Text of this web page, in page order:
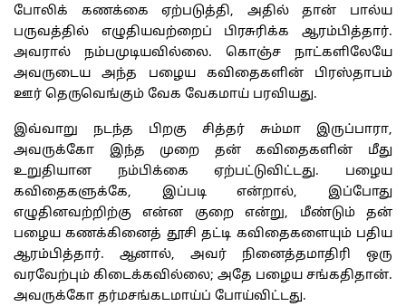
போலிக் கணக்கை ஏற்படுத்தி, அதில் தான் பால்ய
பருவத்தில் எழுதியவற்றைப் பிரசுரிக்க ஆரம்பித்தார்.
அவரால் நம்பமுடியவில்லை. கொஞ்ச நாட்களிலேயே
அவருடைய அந்த பழைய கவிதைகளின் பிரஸ்தாபம்
ஊர் தெருவெங்கும் வேக வேகமாய் பரவியது.
இவ்வாறு நடந்த பிறகு சித்தர் சும்மா இருப்பாரா,
அவருக்கோ இந்த முறை தன் கவிதைகளின் மீது
உறுதியான நம்பிக்கை ஏற்பட்டுவிட்டது. பழைய
கவிதைகளுக்கே, இப்படி என்றால், இப்போது
எழுதினவற்றிற்கு என்ன குறை என்று, மீண்டும் தன்
பழைய கணக்கினைத் தூசி தட்டி கவிதைகளையும் பதிய
ஆரம்பித்தார். ஆனால், அவர் நினைத்தமாதிரி ஒரு
வரவேற்பும் கிடைக்கவில்லை; அதே பழைய சங்கதிதான்.
அவருக்கோ தர்மசங்கடமாய்ப் போய்விட்டது.